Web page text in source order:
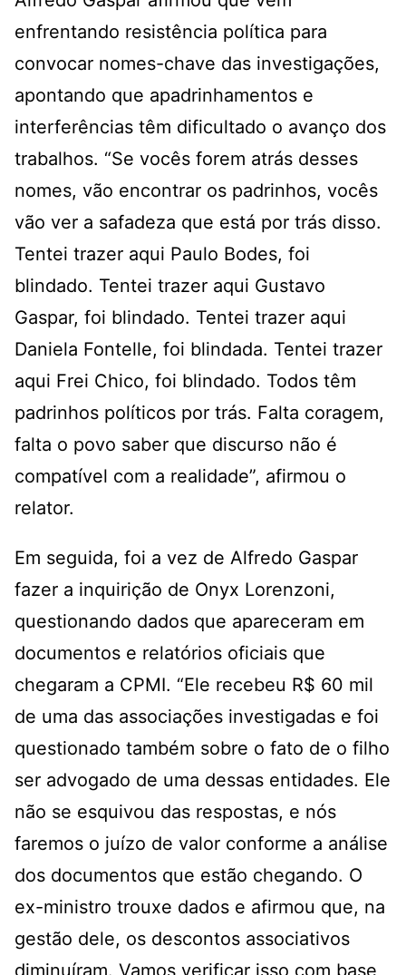
enfrentando resistência política para
convocar nomes-chave das investigações,
apontando que apadrinhamentos e
interferências têm dificultado o avanço dos
trabalhos. “Se vocês forem atrás desses
nomes, vão encontrar os padrinhos, vocês
vão ver a safadeza que está por trás disso.
Tentei trazer aqui Paulo Bodes, foi
blindado. Tentei trazer aqui Gustavo
Gaspar, foi blindado. Tentei trazer aqui
Daniela Fontelle, foi blindada. Tentei trazer
aqui Frei Chico, foi blindado. Todos têm
padrinhos políticos por trás. Falta coragem,
falta o povo saber que discurso não é
compatível com a realidade”, afirmou o
relator.
Em seguida, foi a vez de Alfredo Gaspar
fazer a inquirição de Onyx Lorenzoni,
questionando dados que apareceram em
documentos e relatórios oficiais que
chegaram a CPMI. “Ele recebeu R$ 60 mil
de uma das associações investigadas e foi
questionado também sobre o fato de o filho
ser advogado de uma dessas entidades. Ele
não se esquivou das respostas, e nós
faremos o juízo de valor conforme a análise
dos documentos que estão chegando. O
ex-ministro trouxe dados e afirmou que, na
gestão dele, os descontos associativos